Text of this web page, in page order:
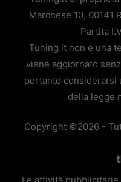
Marchese 10, 00141
Partita
Tuning.it non è una
viene aggiornato
pertanto considerarsi
della legge
Copyright ©2026 -